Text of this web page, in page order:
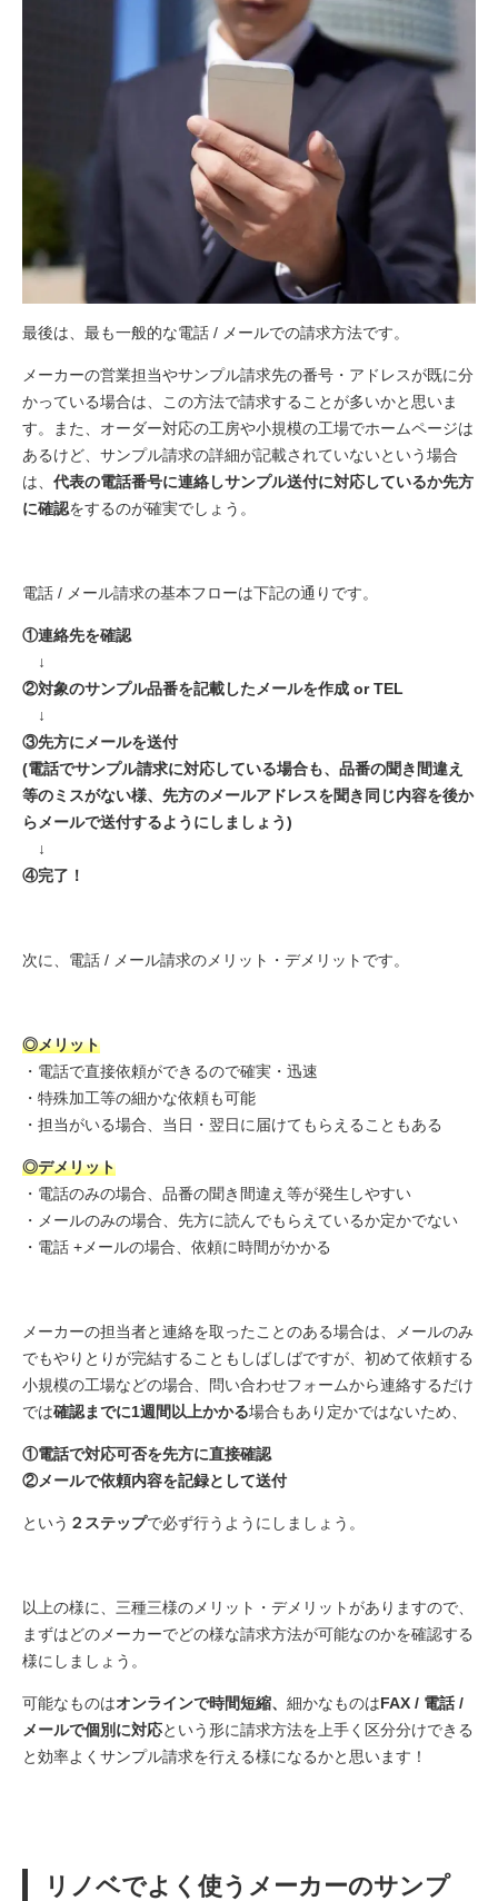
最後は、最も一般的な電話 / メールでの請求方法です。
メーカーの営業担当やサンプル請求先の番号・アドレスが既に分
かっている場合は、この方法で請求することが多いかと思いま
す。また、オーダー対応の工房や小規模の工場でホームページは
あるけど、サンプル請求の詳細が記載されていないという場合
は、 代表の電話番号に連絡しサンプル送付に対応しているか先方
に確認をするのが確実でしょう。
電話 / メール請求の基本フローは下記の通りです。
①連絡先を確認
↓
②対象のサンプル品番を記載したメールを作成 or TEL
↓
③先方にメールを送付
(電話でサンプル請求に対応している場合も、品番の聞き間違え
等のミスがない様、先方のメールアドレスを聞き同じ内容を後か
らメールで送付するようにしましょう)
↓
④完了！
次に、電話 / メール請求のメリット・デメリットです。
◎メリット
・電話で直接依頼ができるので確実・迅速
・特殊加工等の細かな依頼も可能
・担当がいる場合、当日・翌日に届けてもらえることもある
◎デメリット
・電話のみの場合、品番の聞き間違え等が発生しやすい
・メールのみの場合、先方に読んでもらえているか定かでない
・電話 +メールの場合、依頼に時間がかかる
メーカーの担当者と連絡を取ったことのある場合は、メールのみ
でもやりとりが完結することもしばしばですが、初めて依頼する
小規模の工場などの場合、問い合わせフォームから連絡するだけ
では確認までに1週間以上かかる場合もあり定かではないため、
①電話で対応可否を先方に直接確認
②メールで依頼内容を記録として送付
という ２ステップで必ず行うようにしましょう。
以上の様に、三種三様のメリット・デメリットがありますので、
まずはどのメーカーでどの様な請求方法が可能なのかを確認する
様にしましょう。
可能なものはオンラインで時間短縮、 細かなものはFAX / 電話 /
メールで個別に対応という形に請求方法を上手く区分分けできる
と効率よくサンプル請求を行える様になるかと思います！
リノベでよく使うメーカーのサンプ